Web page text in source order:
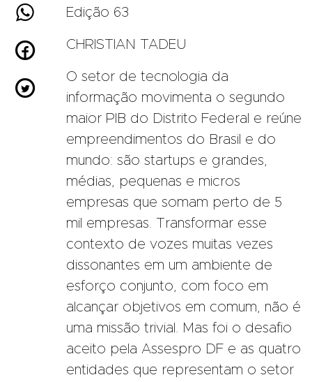



Edição 63
CHRISTIAN TADEU
O setor de tecnologia da
informação movimenta o segundo
maior PIB do Distrito Federal e reúne
empreendimentos do Brasil e do
mundo: são startups e grandes,
médias, pequenas e micros
empresas que somam perto de 5
mil empresas. Transformar esse
contexto de vozes muitas vezes
dissonantes em um ambiente de
esforço conjunto, com foco em
alcançar objetivos em comum, não é
uma missão trivial. Mas foi o desafio
aceito pela Assespro DF e as quatro
entidades que representam o setor